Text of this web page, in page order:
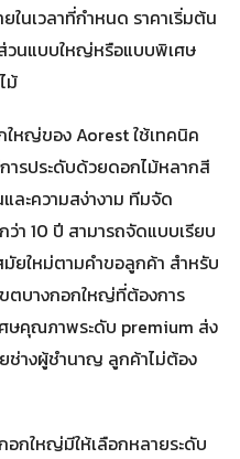
นเวลาที่กำหนด ราคาเริ่มต้น
วนแบบใหญ่หรือแบบพิเศษ
ม้
ใหญ่ของ Aorest ใช้เทคนิค
ารประดับด้วยดอกไม้หลากสี
และความสง่างาม ทีมจัด
า 10 ปี สามารถจัดแบบเรียบ
ยใหม่ตามคำขอลูกค้า สำหรับ
ขตบางกอกใหญ่ที่ต้องการ
ษคุณภาพระดับ premium ส่ง
ช่างผู้ชำนาญ ลูกค้าไม่ต้อง
อกใหญ่มีให้เลือกหลายระดับ